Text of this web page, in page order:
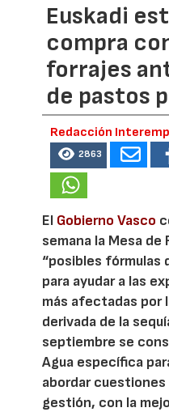
Euskadi
compra
forrajes
de pastos
Redacción
2863
El Gobierno Vasco
semana la Mesa de
“posibles fórmulas
para ayudar a las
más afectadas por
derivada de la
septiembre se
Agua específica
abordar
gestión, con la